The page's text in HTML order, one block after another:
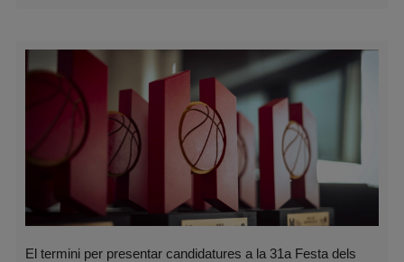
El termini per presentar candidatures a la 31a Festa dels